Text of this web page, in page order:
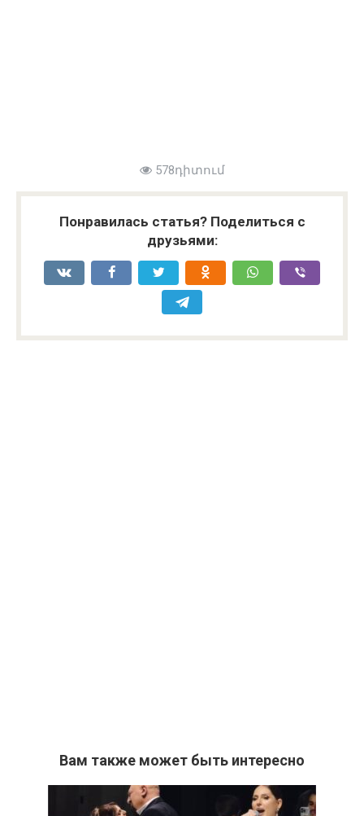
578դիտում
Понравилась статья? Поделиться с
друзьями:
Вам также может быть интересно